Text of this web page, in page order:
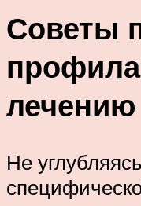
Советы
лечению
Не